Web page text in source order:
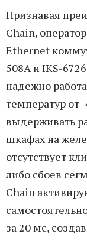
Признавая
Chain,
Ethernet
508A и IKS-
надежно
температур от
выдерживать
шкафах на
отсутствует
либо сбоев
Chain
за 20 мс,